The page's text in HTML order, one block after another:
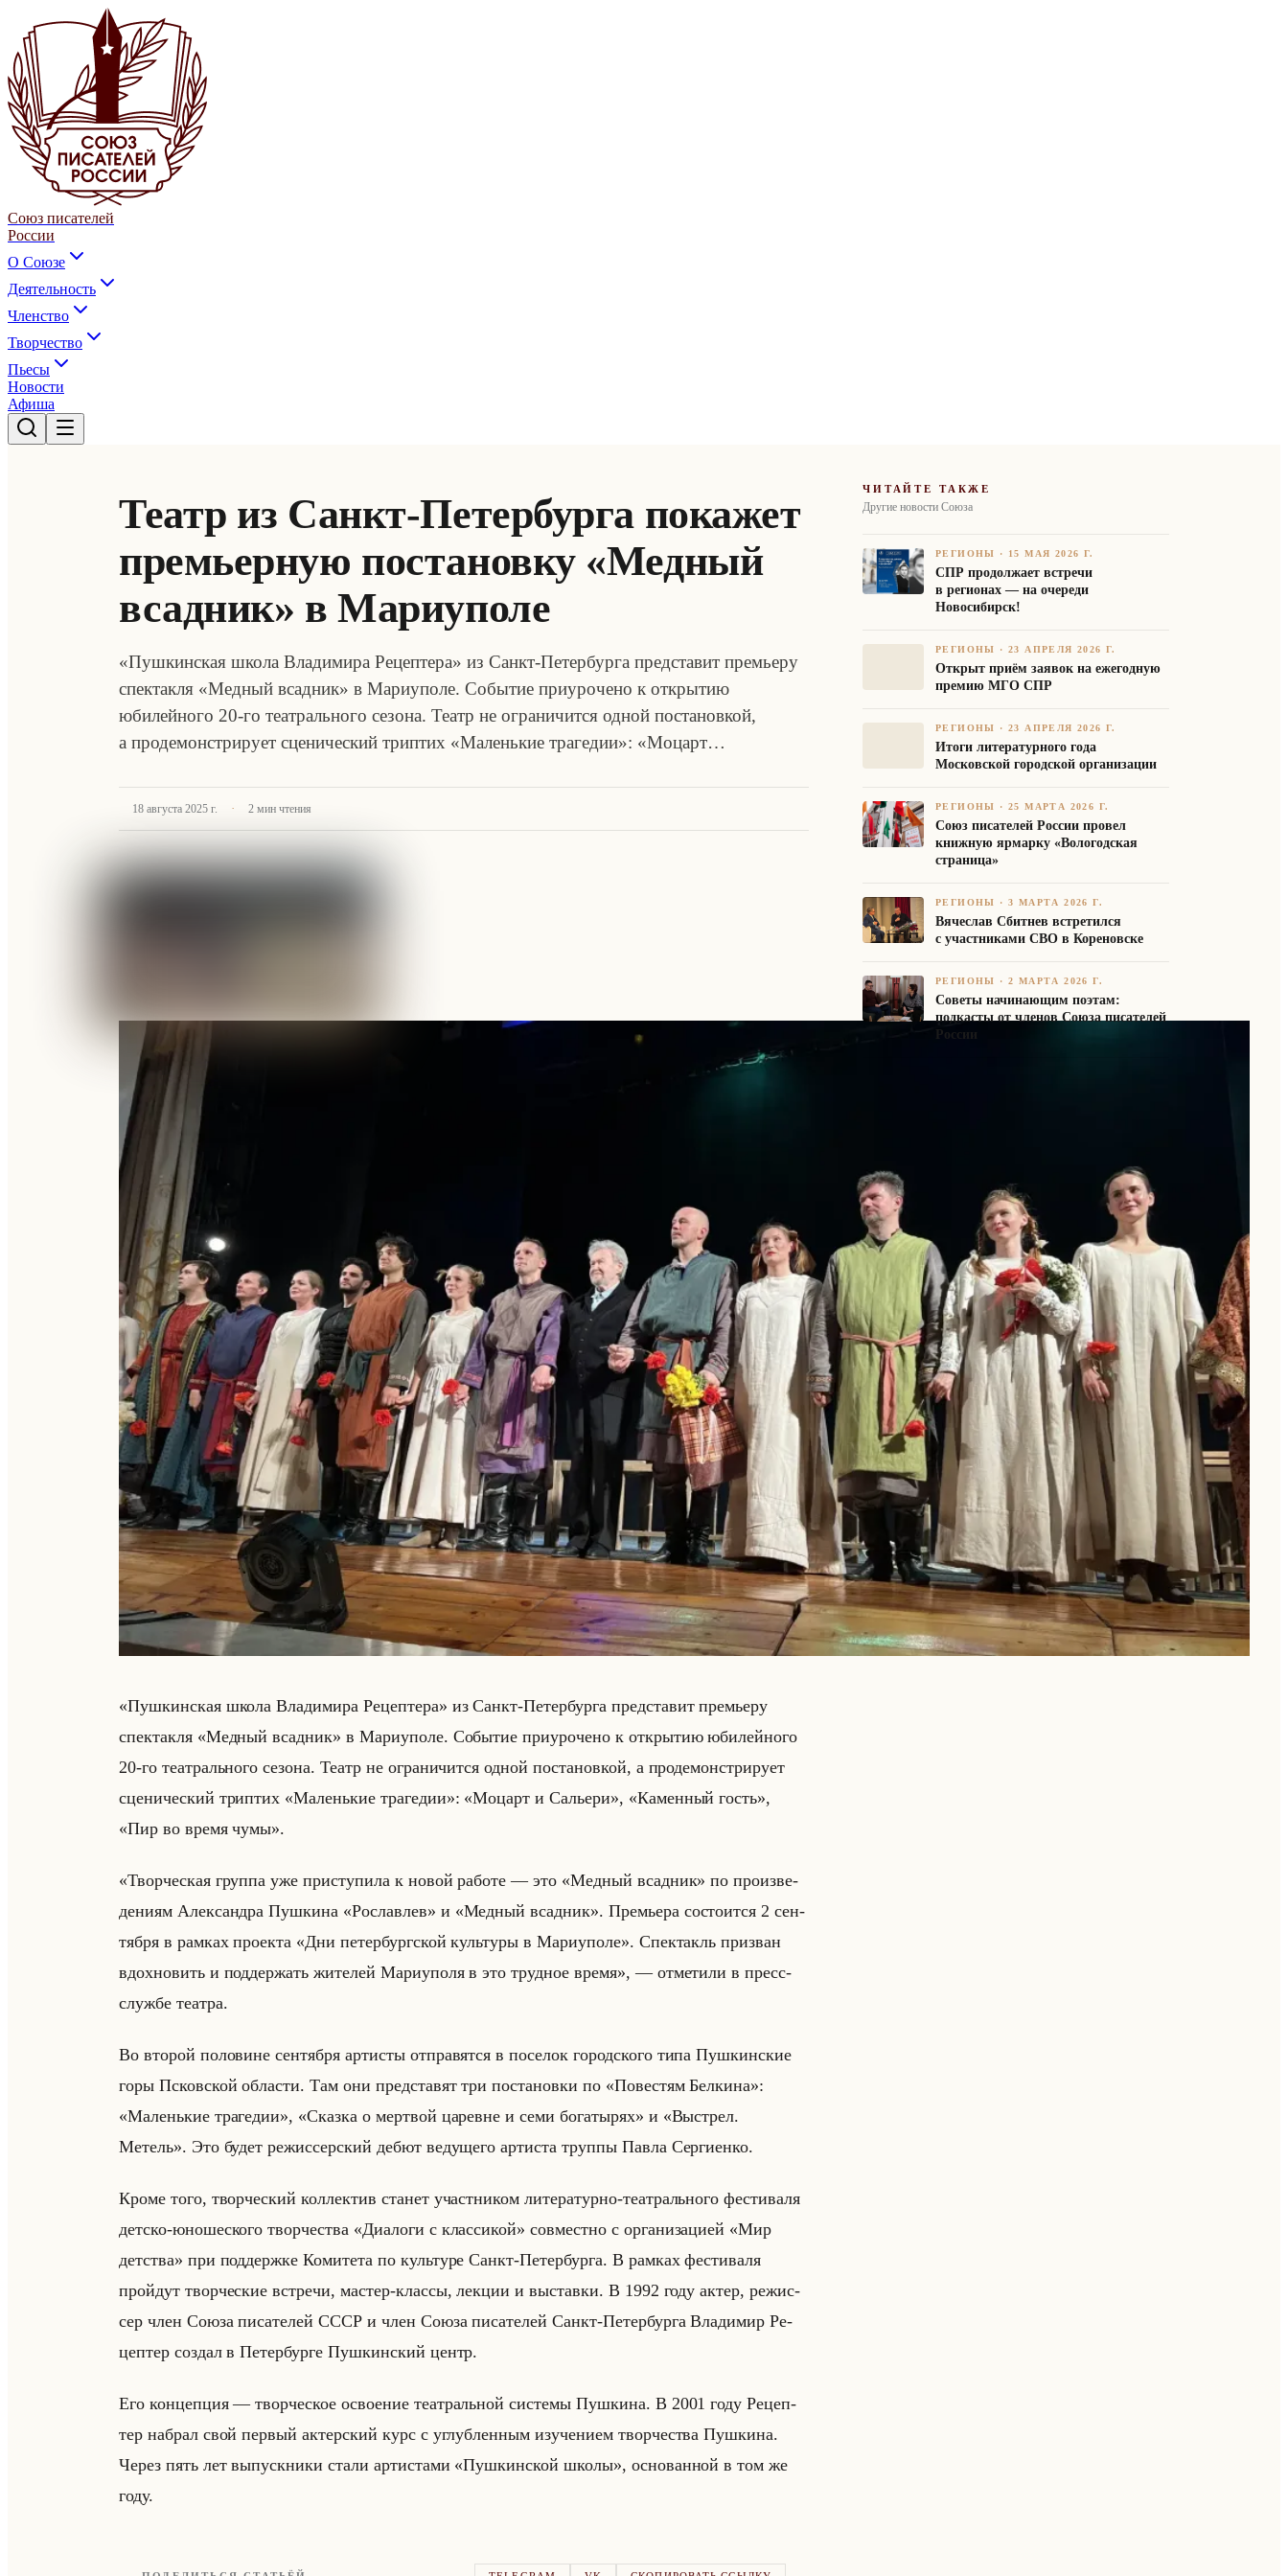
Союз писателей
России
О Союзе
Деятельность
Членство
Творчество
Пьесы
Новости
Афиша
Театр из Санкт-Петербурга покажет
премьерную постановку «Медный
всадник» в Мариуполе
«Пушкинская школа Владимира Рецептера» из Санкт-Петербурга представит премьеру
спектакля «Медный всадник» в Мариуполе. Событие приурочено к открытию
юбилейного 20-го театрального сезона. Театр не ограничится одной постановкой,
а продемонстрирует сценический триптих «Маленькие трагедии»: «Моцарт…
18 августа 2025 г. · 2 мин чтения
«Пушкинская школа Владимира Рецептера» из Санкт-Пе­тер­бур­га пред­ста­вит пре­мье­ру
спек­так­ля «Медный всадник» в Ма­ри­упо­ле. Со­бы­тие при­уро­че­но к от­кры­тию юби­лейно­го
20-го те­ат­рально­го се­зо­на. Театр не огра­ни­чит­ся одной по­ста­нов­кой, а про­де­мон­стри­ру­ет
сце­ни­че­ский три­птих «Маленькие трагедии»: «Моцарт и Сальери», «Каменный гость»,
«Пир во время чумы».
«Творческая группа уже приступила к новой работе — это «Медный всадник» по про­из­ве­
де­ни­ям Алек­сандра Пуш­ки­на «Рославлев» и «Медный всадник». Пре­мье­ра со­сто­ит­ся 2 сен­
тяб­ря в рам­ках про­ек­та «Дни петербургской культуры в Мариуполе». Спек­такль при­зван
вдох­но­вить и под­дер­жать жи­те­лей Ма­ри­упо­ля в это труд­ное время», — от­ме­ти­ли в пресс-
служ­бе те­ат­ра.
Во вто­рой по­ло­вине сен­тяб­ря ар­ти­сты от­пра­вят­ся в по­се­лок го­род­ско­го типа Пуш­кин­ские
горы Псков­ской об­ла­сти. Там они пред­ста­вят три по­ста­нов­ки по «Повестям Белкина»:
«Маленькие трагедии», «Сказка о мертвой царевне и семи богатырях» и «Выстрел.
Метель». Это будет ре­жис­сер­ский дебют ве­ду­ще­го ар­ти­ста труп­пы Павла Сер­ги­ен­ко.
Кроме того, твор­че­ский кол­лек­тив ста­нет участ­ни­ком ли­те­ра­тур­но-те­ат­рально­го фе­сти­ва­ля
дет­ско-юно­ше­ско­го твор­че­ства «Диалоги с классикой» сов­мест­но с ор­га­ни­за­ци­ей «Мир
детства» при под­держ­ке Ко­ми­те­та по культу­ре Санкт-Пе­тер­бур­га. В рам­ках фе­сти­ва­ля
пройдут твор­че­ские встре­чи, ма­стер-клас­сы, лек­ции и вы­став­ки. В 1992 году актер, ре­жис­
сер член Союза пи­са­те­лей СССР и член Союза пи­са­те­лей Санкт-Пе­тер­бур­га Вла­ди­мир Ре­
цеп­тер со­здал в Пе­тер­бур­ге Пуш­кин­ский центр.
Его кон­цеп­ция — твор­че­ское осво­ение те­ат­ральной си­сте­мы Пуш­ки­на. В 2001 году Ре­цеп­
тер на­брал свой пер­вый ак­тер­ский курс с углуб­лен­ным изу­че­ни­ем твор­че­ства Пуш­ки­на.
Через пять лет вы­пуск­ни­ки стали ар­ти­ста­ми «Пушкинской школы», ос­но­ван­ной в том же
году.
ЧИТАЙТЕ ТАКЖЕ
Другие новости Союза
РЕГИОНЫ · 15 МАЯ 2026 Г.
СПР продолжает встречи
в регионах — на очереди
Новосибирск!
РЕГИОНЫ ·23 АПРЕЛЯ 2026 Г.
Открыт приём заявок на ежегодную
премию МГО СПР
РЕГИОНЫ ·23 АПРЕЛЯ 2026 Г.
Итоги литературного года
Московской городской организации
РЕГИОНЫ ·25 МАРТА 2026 Г.
Союз писателей России провел
книжную ярмарку «Вологодская
страница»
РЕГИОНЫ ·3 МАРТА 2026 Г.
Вячеслав Сбитнев встретился
с участниками СВО в Кореновске
РЕГИОНЫ ·2 МАРТА 2026 Г.
Советы начинающим поэтам:
подкасты от членов Союза писателей
России